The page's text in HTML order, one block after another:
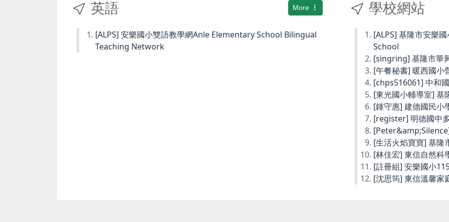
More
英語
[ALPS] 安樂國小雙語教學網Anle Elementary School Bilingual
Teaching Network
學校網站
[ALPS] 基隆市安樂
School
[singring] 基隆市華
[午餐秘書] 暖西國小
[chps516061] 中和
[東光國小輔導室] 基
[鍾守惠] 建德國民小
[register] 明德國中
[生活火焰寶寶] 基隆
[林佳宏] 東信自然科
[註冊組] 安樂國小
[沈思筠] 東信溫馨家